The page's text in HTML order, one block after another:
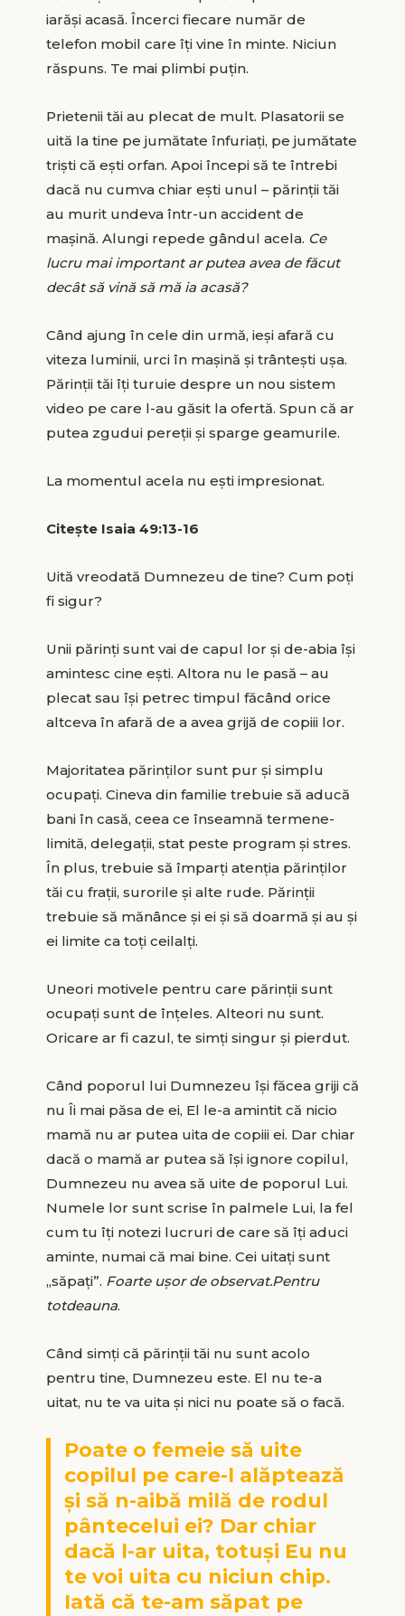
iarăși acasă. Încerci fiecare număr de
telefon mobil care îți vine în minte. Niciun
răspuns. Te mai plimbi puțin.
Prietenii tăi au plecat de mult. Plasatorii se
uită la tine pe jumătate înfuriați, pe jumătate
triști că ești orfan. Apoi începi să te întrebi
dacă nu cumva chiar ești unul – părinții tăi
au murit undeva într-un accident de
mașină. Alungi repede gândul acela. Ce
lucru mai important ar putea avea de făcut
decât să vină să mă ia acasă?
Când ajung în cele din urmă, ieși afară cu
viteza luminii, urci în mașină și trântești ușa.
Părinții tăi îți turuie despre un nou sistem
video pe care l-au găsit la ofertă. Spun că ar
putea zgudui pereții și sparge geamurile.
La momentul acela nu ești impresionat.
Citește Isaia 49:13-16
Uită vreodată Dumnezeu de tine? Cum poți
fi sigur?
Unii părinți sunt vai de capul lor și de-abia își
amintesc cine ești. Altora nu le pasă – au
plecat sau își petrec timpul făcând orice
altceva în afară de a avea grijă de copiii lor.
Majoritatea părinților sunt pur și simplu
ocupați. Cineva din familie trebuie să aducă
bani în casă, ceea ce înseamnă termene-
limită, delegații, stat peste program și stres.
În plus, trebuie să împarți atenția părinților
tăi cu frații, surorile și alte rude. Părinții
trebuie să mănânce și ei și să doarmă și au și
ei limite ca toți ceilalți.
Uneori motivele pentru care părinții sunt
ocupați sunt de înțeles. Alteori nu sunt.
Oricare ar fi cazul, te simți singur și pierdut.
Când poporul lui Dumnezeu își făcea griji că
nu Îi mai păsa de ei, El le-a amintit că nicio
mamă nu ar putea uita de copiii ei. Dar chiar
dacă o mamă ar putea să își ignore copilul,
Dumnezeu nu avea să uite de poporul Lui.
Numele lor sunt scrise în palmele Lui, la fel
cum tu îți notezi lucruri de care să îți aduci
aminte, numai că mai bine. Cei uitați sunt
„săpați”. Foarte ușor de observat.Pentru
totdeauna.
Când simți că părinții tăi nu sunt acolo
pentru tine, Dumnezeu este. El nu te-a
uitat, nu te va uita și nici nu poate să o facă.
Poate o femeie să uite
copilul pe care-l alăptează
şi să n-aibă milă de rodul
pântecelui ei? Dar chiar
dacă l-ar uita, totuşi Eu nu
te voi uita cu niciun chip.
Iată că te-am săpat pe